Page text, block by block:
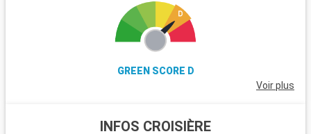
GREEN SCORE D
Voir plus
INFOS CROISIÈRE